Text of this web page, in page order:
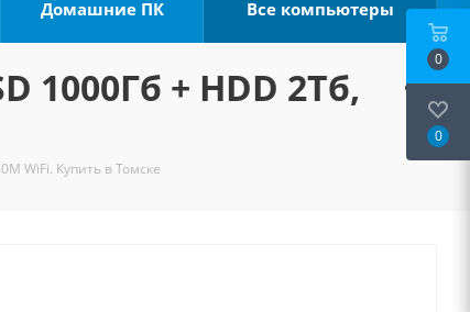
Домашние ПК Все компьютеры
1000Гб + HDD 2Тб,
WiFi. Купить в Томске
0
0